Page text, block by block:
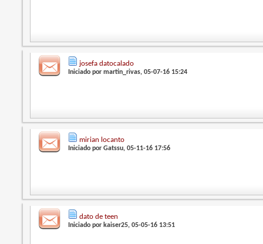
josefa datocalado
Iniciado pormartin_rivas, 05-07-16 15:24
mirian locanto
Iniciado porGatssu, 05-11-16 17:56
dato de teen
Iniciado por kaiser25, 05-05-16 13:51